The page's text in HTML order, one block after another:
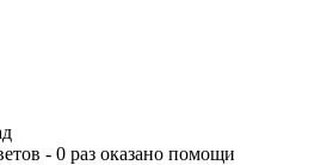
- 0 раз оказано помощи